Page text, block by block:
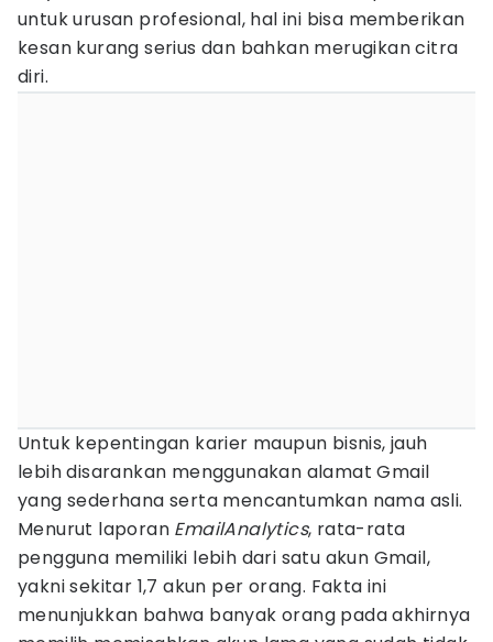
untuk urusan profesional, hal ini bisa memberikan
kesan kurang serius dan bahkan merugikan citra
diri.
Untuk kepentingan karier maupun bisnis, jauh
lebih disarankan menggunakan alamat Gmail
yang sederhana serta mencantumkan nama asli.
Menurut laporan EmailAnalytics, rata-rata
pengguna memiliki lebih dari satu akun Gmail,
yakni sekitar 1,7 akun per orang. Fakta ini
menunjukkan bahwa banyak orang pada akhirnya